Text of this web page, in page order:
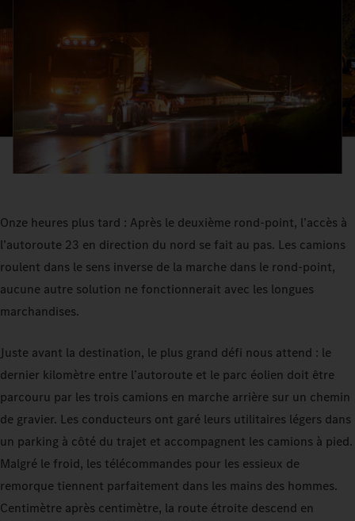
Onze heures plus tard : Après le deuxième rond-point, l’accès à
l’autoroute 23 en direction du nord se fait au pas. Les camions
roulent dans le sens inverse de la marche dans le rond-point,
aucune autre solution ne fonctionnerait avec les longues
marchandises.
Juste avant la destination, le plus grand défi nous attend : le
dernier kilomètre entre l’autoroute et le parc éolien doit être
parcouru par les trois camions en marche arrière sur un chemin
de gravier. Les conducteurs ont garé leurs utilitaires légers dans
un parking à côté du trajet et accompagnent les camions à pied.
Malgré le froid, les télécommandes pour les essieux de
remorque tiennent parfaitement dans les mains des hommes.
Centimètre après centimètre, la route étroite descend en